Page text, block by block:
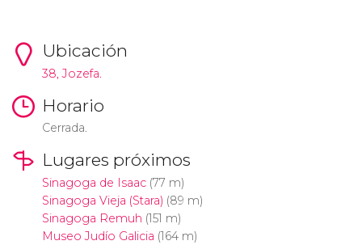
Ubicación
38, Jozefa.
Horario
Cerrada.
Lugares próximos
Sinagoga de Isaac(77 m)
Sinagoga Vieja (Stara) (89 m)
Sinagoga Remuh (151 m)
Museo Judío Galicia (164 m)